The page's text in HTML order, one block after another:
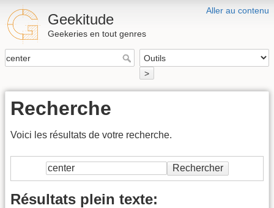
Aller au contenu
Geekitude
Geekeries en tout genres
>
Recherche
Voici les résultats de votre recherche.
Rechercher
Résultats plein texte: